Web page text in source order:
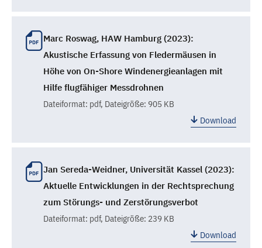
Marc Roswag, HAW Hamburg (2023):
Akustische Erfassung von Fledermäusen in
Höhe von On-Shore Windenergieanlagen mit
Hilfe flugfähiger Messdrohnen
Dateiformat: pdf, Dateigröße: 905 KB
Download
Jan Sereda-Weidner, Universität Kassel (2023):
Aktuelle Entwicklungen in der Rechtsprechung
zum Störungs- und Zerstörungsverbot
Dateiformat: pdf, Dateigröße: 239 KB
Download